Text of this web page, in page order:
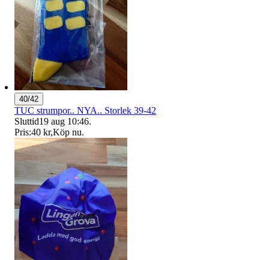
40/42
TUC strumpor.. NYA.. Storlek 39-42
Sluttid19 aug 10:46.
Pris:40 kr,Köp nu.